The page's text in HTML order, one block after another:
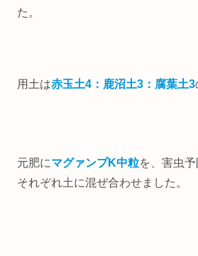
た。
用土は赤玉土4：鹿沼土3：腐葉土3
元肥にマグァンプK中粒を、害虫予
それぞれ土に混ぜ合わせました。